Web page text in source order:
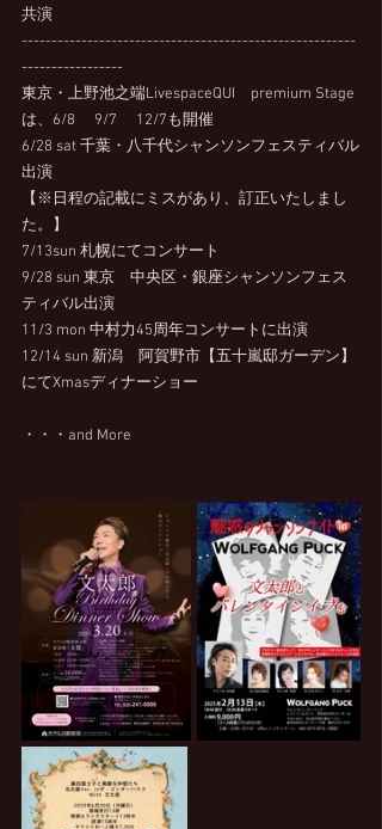
共演
--------------------------------------------------------
-----------------
東京・上野池之端LivespaceQUI　premium Stage
は、6/8　 9/7 　12/7も開催
6/28 sat 千葉・八千代シャンソンフェスティバル
出演
【※日程の記載にミスがあり、訂正いたしまし
た。】
7/13sun 札幌にてコンサート
9/28 sun 東京　中央区・銀座シャンソンフェス
ティバル出演
11/3 mon 中村力45周年コンサートに出演
12/14 sun 新潟　阿賀野市【五十嵐邸ガーデン】
にてXmasディナーショー
・・・and More